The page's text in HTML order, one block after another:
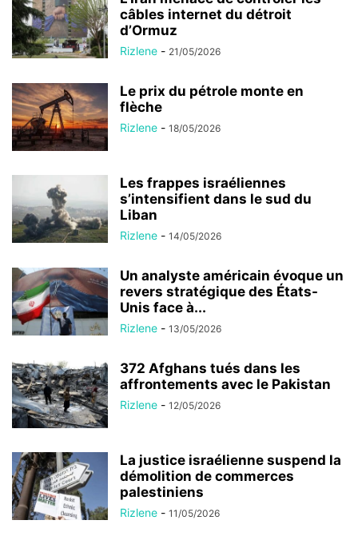
câbles internet du détroit
d’Ormuz
Rizlene - 21/05/2026
Le prix du pétrole monte en
flèche
Rizlene - 18/05/2026
Les frappes israéliennes
s’intensifient dans le sud du
Liban
Rizlene - 14/05/2026
Un analyste américain évoque un
revers stratégique des États-
Unis face à...
Rizlene - 13/05/2026
372 Afghans tués dans les
affrontements avec le Pakistan
Rizlene - 12/05/2026
La justice israélienne suspend la
démolition de commerces
palestiniens
Rizlene - 11/05/2026